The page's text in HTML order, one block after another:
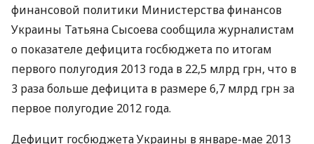
финансовой политики Министерства финансов
Украины Татьяна Сысоева сообщила журналистам
о показателе дефицита госбюджета по итогам
первого полугодия 2013 года в 22,5 млрд грн, что в
3 раза больше дефицита в размере 6,7 млрд грн за
первое полугодие 2012 года.
Дефицит госбюджета Украины в январе-мае 2013